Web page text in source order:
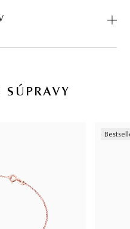
zlato, diamant. Kód:
0,032 ct
SÚPRAVY